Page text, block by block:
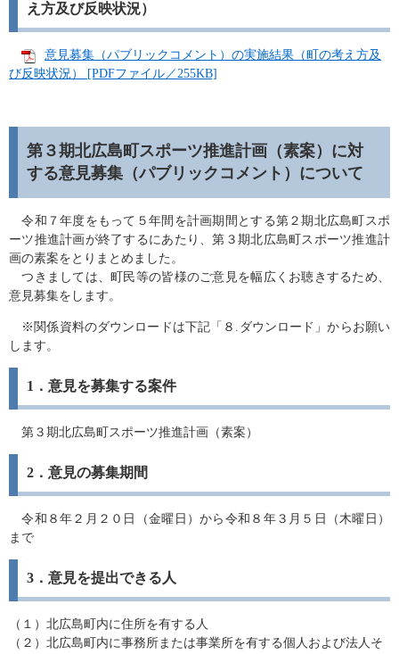
え方及び反映状況）
意見募集（パブリックコメント）の実施結果（町の考え方及
び反映状況） [PDFファイル／255KB]
第３期北広島町スポーツ推進計画（素案）に対
する意見募集（パブリックコメント）について
令和７年度をもって５年間を計画期間とする第２期北広島町スポ
ーツ推進計画が終了するにあたり、第３期北広島町スポーツ推進計
画の素案をとりまとめました。
つきましては、町民等の皆様のご意見を幅広くお聴きするため、
意見募集をします。
※関係資料のダウンロードは下記「８.ダウンロード」からお願い
します。
1．意見を募集する案件
第３期北広島町スポーツ推進計画（素案）
2．意見の募集期間
令和８年２月２０日（金曜日）から令和８年３月５日（木曜日）
まで
3．意見を提出できる人
（１）北広島町内に住所を有する人
（２）北広島町内に事務所または事業所を有する個人および法人そ